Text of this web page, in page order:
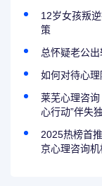
12岁女孩叛
策
总怀疑老公
如何对待心
莱芜心理咨
心行动”伴失
2025热榜首
京心理咨询